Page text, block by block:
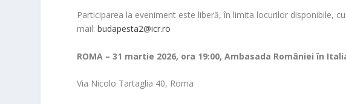
Participarea la eveniment este liberă, în limita locurilor disponibile,
mail:budapesta2@icr.ro
ROMA – 31 martie 2026, ora 19:00, Ambasada României în
Via Nicolo Tartaglia 40, Roma